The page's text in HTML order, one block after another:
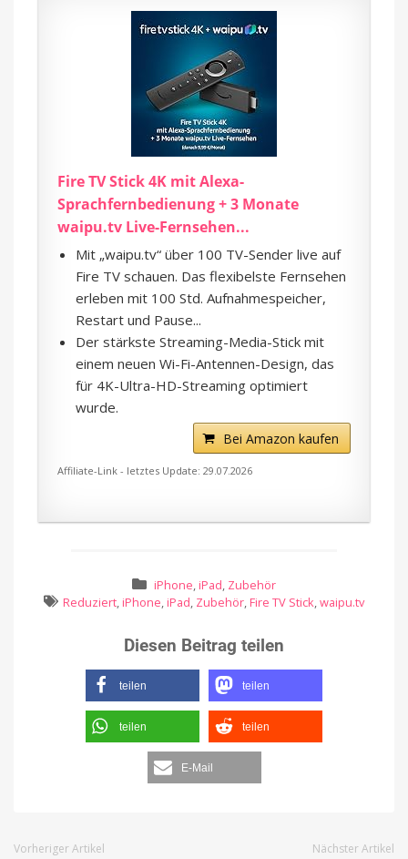
Fire TV Stick 4K mit Alexa-
Sprachfernbedienung + 3 Monate
waipu.tv Live-Fernsehen...
Mit „waipu.tv“ über 100 TV-Sender live auf
Fire TV schauen. Das flexibelste Fernsehen
erleben mit 100 Std. Aufnahmespeicher,
Restart und Pause...
Der stärkste Streaming-Media-Stick mit
einem neuen Wi-Fi-Antennen-Design, das
für 4K-Ultra-HD-Streaming optimiert
wurde.
Bei Amazon kaufen
Affiliate-Link - letztes Update: 29.07.2026
iPhone, iPad, Zubehör
Reduziert, iPhone, iPad, Zubehör, Fire TV Stick,waipu.tv
Diesen Beitrag teilen
teilen teilen
teilen teilen
E-Mail
Vorheriger Artikel Nächster Artikel